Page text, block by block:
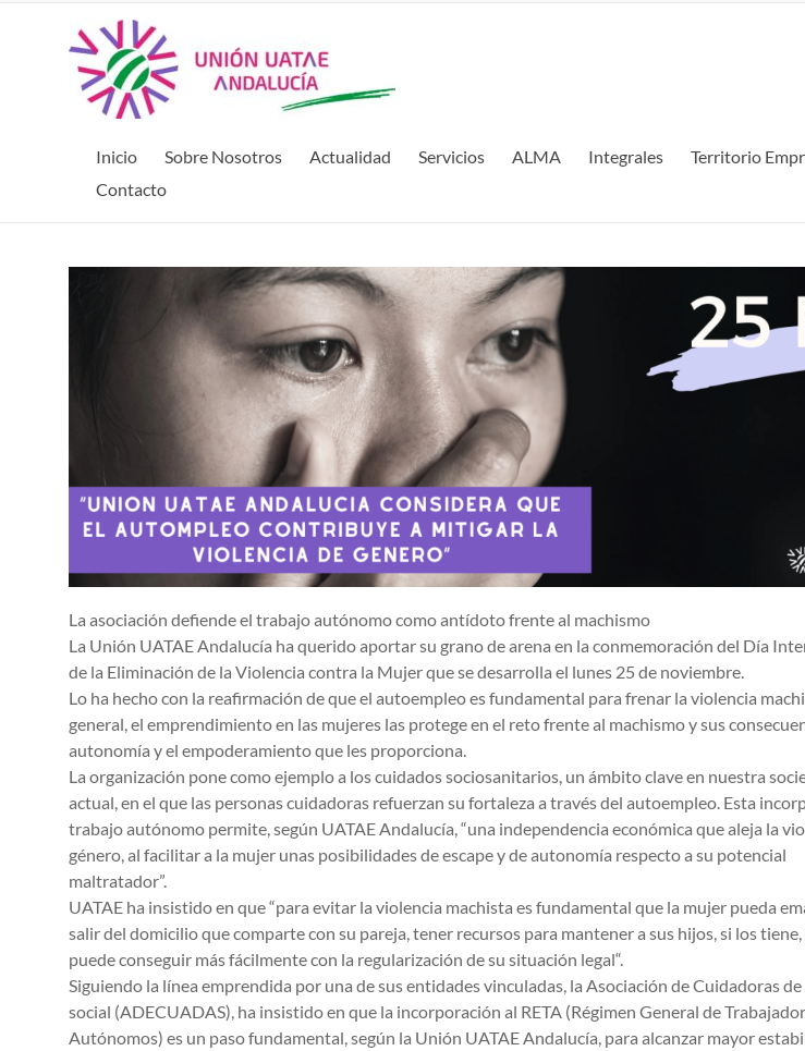
Inicio Sobre Nosotros Actualidad Servicios ALMA Integrales Territorio
Contacto
La asociación defiende el trabajo autónomo como antídoto frente al machismo
La Unión UATAE Andalucía ha querido aportar su grano de arena en la conmemoración del Día
de la Eliminación de la Violencia contra la Mujer que se desarrolla el lunes 25 de noviembre.
Lo ha hecho con la reafirmación de que el autoempleo es fundamental para frenar la violencia
general, el emprendimiento en las mujeres las protege en el reto frente al machismo y sus
autonomía y el empoderamiento que les proporciona.
La organización pone como ejemplo a los cuidados sociosanitarios, un ámbito clave en nuestra
actual, en el que las personas cuidadoras refuerzan su fortaleza a través del autoempleo. Esta
trabajo autónomo permite, según UATAE Andalucía, “una independencia económica que aleja la
género, al facilitar a la mujer unas posibilidades de escape y de autonomía respecto a su potencial
maltratador”.
UATAE ha insistido en que “para evitar la violencia machista es fundamental que la mujer pueda
salir del domicilio que comparte con su pareja, tener recursos para mantener a sus hijos, si los tiene,
puede conseguir más fácilmente con la regularización de su situación legal“.
Siguiendo la línea emprendida por una de sus entidades vinculadas, la Asociación de Cuidadoras
social (ADECUADAS), ha insistido en que la incorporación al RETA (Régimen General de
Autónomos) es un paso fundamental, según la Unión UATAE Andalucía, para alcanzar mayor